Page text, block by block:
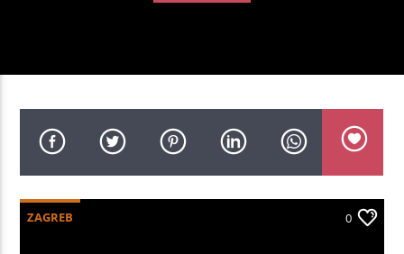
ZAGREB 0